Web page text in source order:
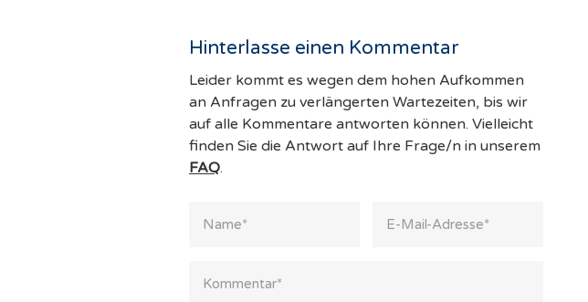
Hinterlasse einen Kommentar
Leider kommt es wegen dem hohen Aufkommen
an Anfragen zu verlängerten Wartezeiten, bis wir
auf alle Kommentare antworten können. Vielleicht
finden Sie die Antwort auf Ihre Frage/n in unserem
FAQ.